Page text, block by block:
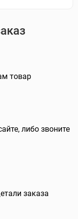
товар
либо звоните
заказа